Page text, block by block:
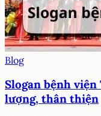
Blog
Slogan bệnh
lượng, thân thiện